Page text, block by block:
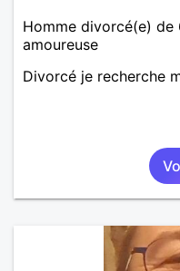
Homme divorcé(e) de
amoureuse
Divorcé je recherche